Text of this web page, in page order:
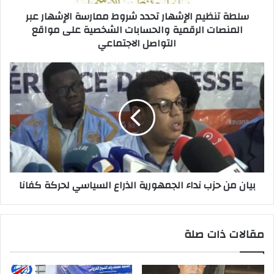
سلطة تنظيم الإشهار تحدد شروط ممارسة الإشهار عبر
المنصات الرقمية والحسابات الشخصية على مواقع
التواصل الاجتماعي
بيان من حزب نداء الجمهورية الذراع السياسي لحركة كفانا
مقالات ذات صلة